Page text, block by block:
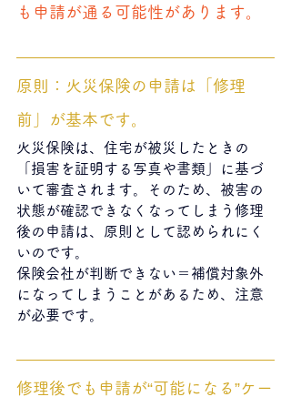
も申請が通る可能性があります。
原則：火災保険の申請は「修理
前」が基本です。
火災保険は、住宅が被災したときの
「損害を証明する写真や書類」に基づ
いて審査されます。そのため、被害の
状態が確認できなくなってしまう修理
後の申請は、原則として認められにく
いのです。
保険会社が判断できない＝補償対象外
になってしまうことがあるため、注意
が必要です。
修理後でも申請が“可能になる”ケー